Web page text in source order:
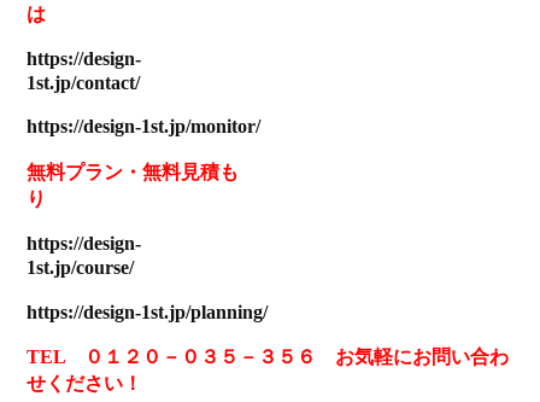
は
https://design-
1st.jp/contact/
https://design-1st.jp/monitor/
無料プラン ・無料見積も
り
https://design-
1st.jp/course/
https://design-1st.jp/planning/
TEL ０１２０－０３５－３５６ お気軽にお問い合わ
せください！